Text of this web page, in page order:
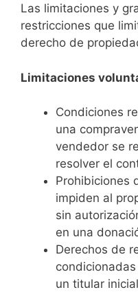
Las limitaciones y
restricciones que
derecho de
Limitaciones
Condiciones
una
vendedor se
resolver el
Prohibiciones
impiden al
sin
en una
Derechos de
un titular